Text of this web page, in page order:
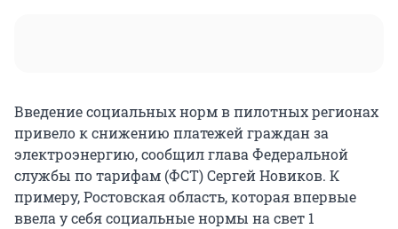
Введение социальных норм в пилотных регионах
привело к снижению платежей граждан за
электроэнергию, сообщил глава Федеральной
службы по тарифам (ФСТ) Сергей Новиков. К
примеру, Ростовская область, которая впервые
ввела у себя социальные нормы на свет 1